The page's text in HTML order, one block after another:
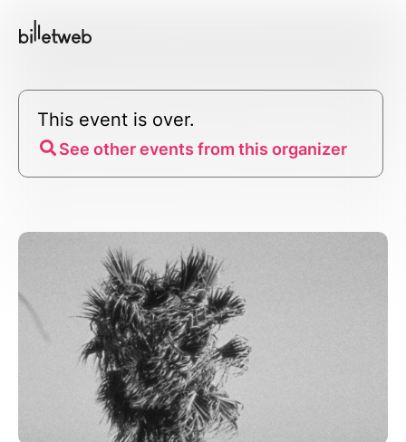
This event is over.
See other events from this organizer